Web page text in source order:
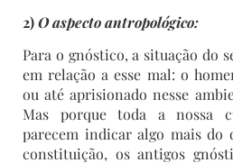
2)O aspecto antropológico:
Para o gnóstico, a situação do
em relação a esse mal: o
ou até aprisionado nesse
Mas porque toda a nossa
parecem indicar algo mais do
constituição, os antigos